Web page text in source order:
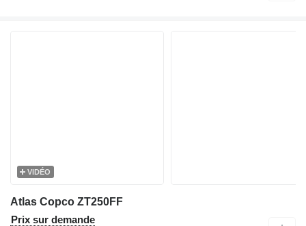
VIDÉO
Atlas Copco ZT250FF
Prix sur demande